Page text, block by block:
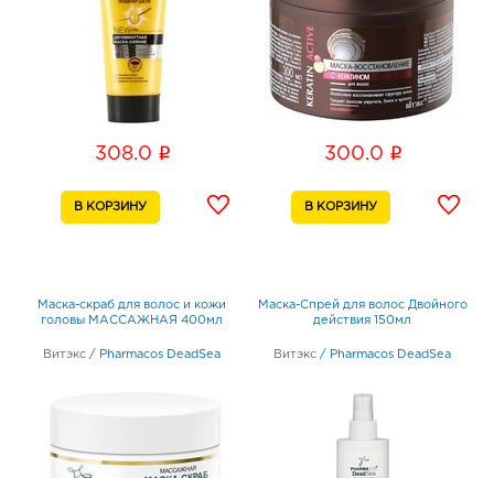
308.0 i 300.0 i
Маска-скраб для волос и кожи
головы МАССАЖНАЯ 400мл
Витэкс / Pharmacos DeadSea
Маска-Спрей для волос Двойного
действия 150мл
Витэкс / Pharmacos DeadSea